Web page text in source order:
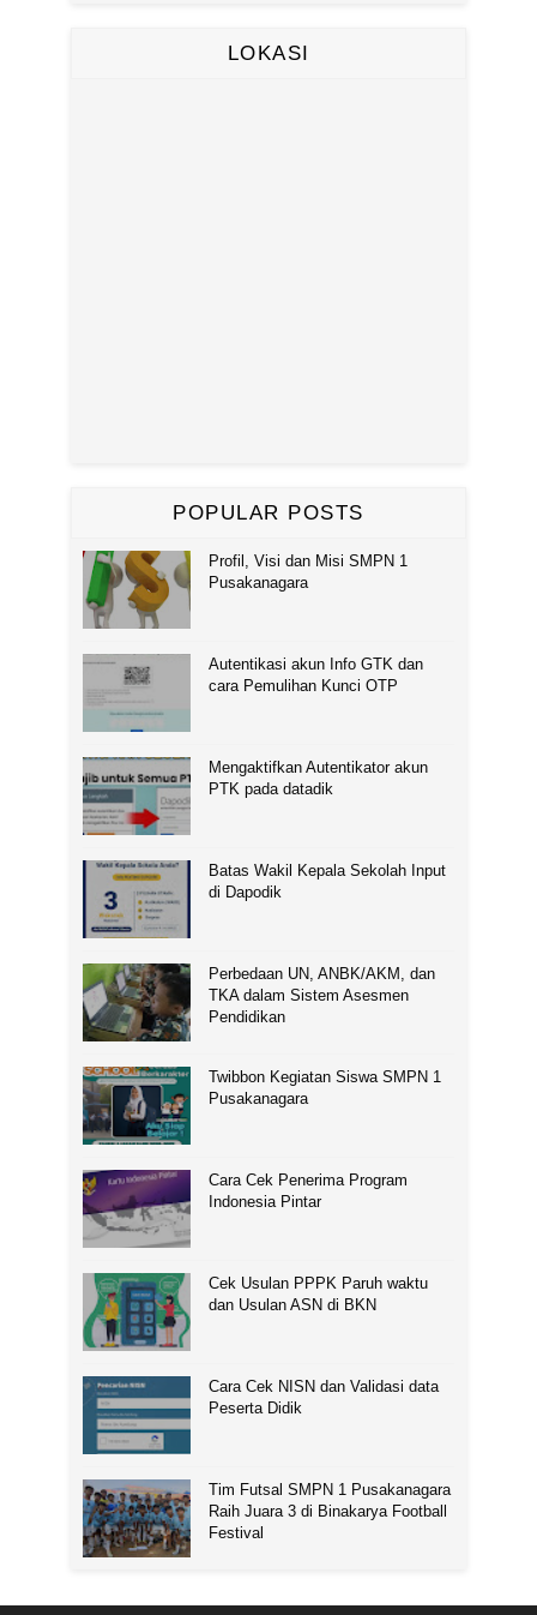
LOKASI
POPULAR POSTS
Profil, Visi dan Misi SMPN 1
Pusakanagara
Autentikasi akun Info GTK dan
cara Pemulihan Kunci OTP
Mengaktifkan Autentikator akun
PTK pada datadik
Batas Wakil Kepala Sekolah Input
di Dapodik
Perbedaan UN, ANBK/AKM, dan
TKA dalam Sistem Asesmen
Pendidikan
Twibbon Kegiatan Siswa SMPN 1
Pusakanagara
Cara Cek Penerima Program
Indonesia Pintar
Cek Usulan PPPK Paruh waktu
dan Usulan ASN di BKN
Cara Cek NISN dan Validasi data
Peserta Didik
Tim Futsal SMPN 1 Pusakanagara
Raih Juara 3 di Binakarya Football
Festival